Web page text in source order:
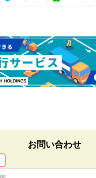
お問い合わせ